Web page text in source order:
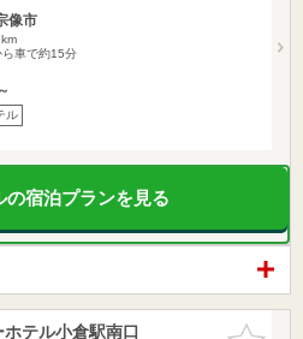
像市
ら車で約15分
ル
の宿泊プランを見る
お気に入
テル小倉駅南口